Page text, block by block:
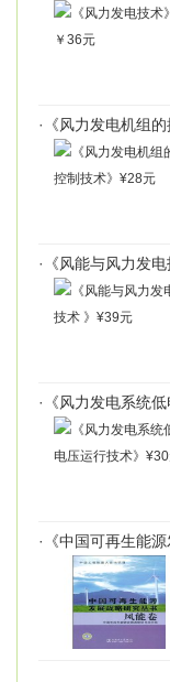
· 《风力发电机组
· 《风能与风力发
· 《风力发电系统
· 《中国可再生能